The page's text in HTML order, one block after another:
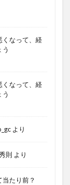
くなって、経
くなって、経
より
則 より
たり前？